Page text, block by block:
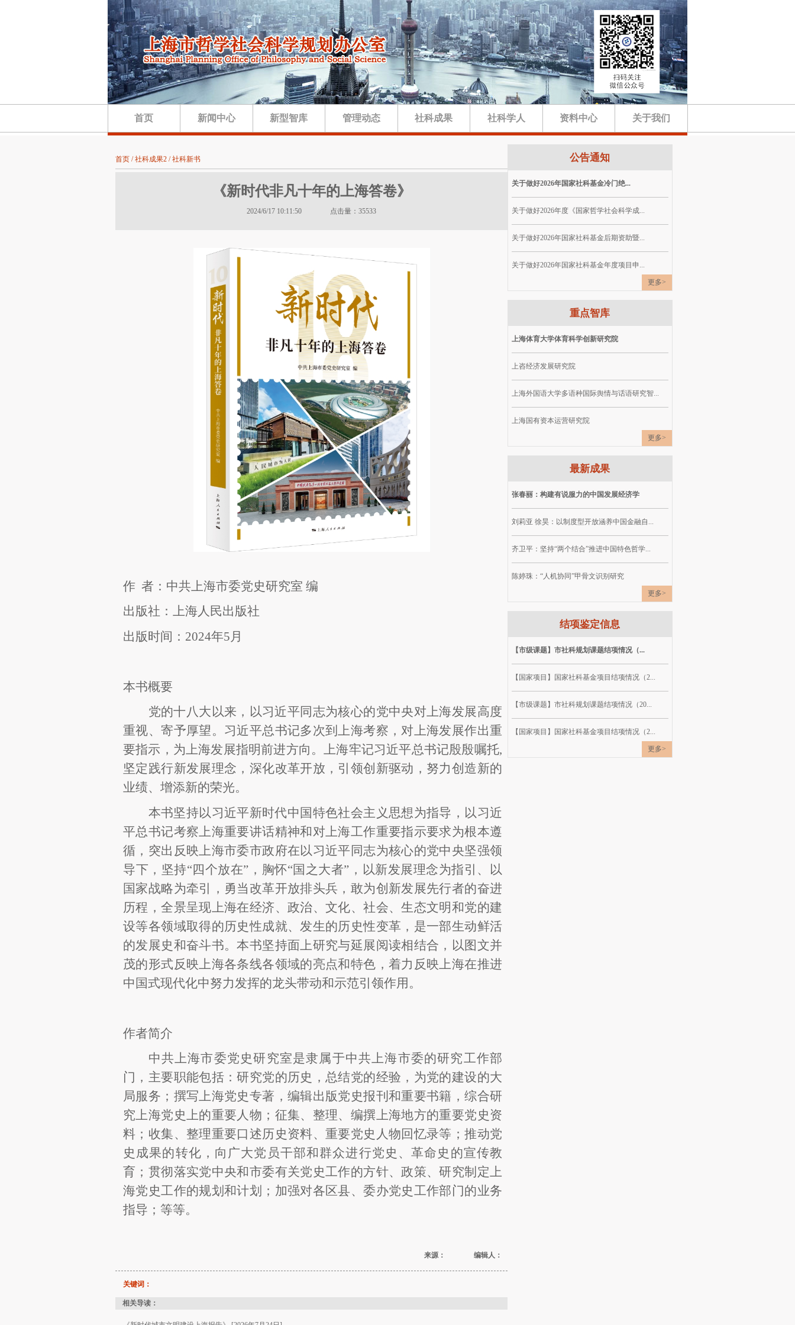
首页 新闻中心 新型智库 管理动态 社科成果 社科学人 资料中心 关于我们
首页 / 社科成果2 / 社科新书
《新时代非凡十年的上海答卷》
2024/6/17 10:11:50 点击量：35533
作 者： 中共上海市委党史研究室 编
出版社： 上海人民出版社
出版时间： 2024年5月
本书概要
党的十八大以来，以习近平同志为核心的党中央对上海发展高度
重视、寄予厚望。习近平总书记多次到上海考察，对上海发展作出重
要指示，为上海发展指明前进方向。上海牢记习近平总书记殷殷嘱托,
坚定践行新发展理念，深化改革开放，引领创新驱动，努力创造新的
业绩、增添新的荣光。
本书坚持以习近平新时代中国特色社会主义思想为指导，以习近
平总书记考察上海重要讲话精神和对上海工作重要指示要求为根本遵
循，突出反映上海市委市政府在以习近平同志为核心的党中央坚强领
导下，坚持“四个放在”，胸怀“国之大者”，以新发展理念为指引、以
国家战略为牵引，勇当改革开放排头兵，敢为创新发展先行者的奋进
历程，全景呈现上海在经济、政治、文化、社会、生态文明和党的建
设等各领域取得的历史性成就、发生的历史性变革，是一部生动鲜活
的发展史和奋斗书。本书坚持面上研究与延展阅读相结合，以图文并
茂的形式反映上海各条线各领域的亮点和特色，着力反映上海在推进
中国式现代化中努力发挥的龙头带动和示范引领作用。
作者简介
中共上海市委党史研究室是隶属于中共上海市委的研究工作部
门，主要职能包括：研究党的历史，总结党的经验，为党的建设的大
局服务；撰写上海党史专著，编辑出版党史报刊和重要书籍，综合研
究上海党史上的重要人物；征集、整理、编撰上海地方的重要党史资
料；收集、整理重要口述历史资料、重要党史人物回忆录等；推动党
史成果的转化，向广大党员干部和群众进行党史、革命史的宣传教
育；贯彻落实党中央和市委有关党史工作的方针、政策、研究制定上
海党史工作的规划和计划；加强对各区县、委办党史工作部门的业务
指导；等等。
来源： 编辑人：
关键词：
相关导读：
公告通知
关于做好2026年国家社科基金冷门绝...
关于做好2026年度《国家哲学社会科学成...
关于做好2026年国家社科基金后期资助暨...
关于做好2026年国家社科基金年度项目申...
更多>
重点智库
上海体育大学体育科学创新研究院
上咨经济发展研究院
上海外国语大学多语种国际舆情与话语研究智...
上海国有资本运营研究院
更多>
最新成果
张春丽：构建有说服力的中国发展经济学
刘莉亚 徐昊：以制度型开放涵养中国金融自...
齐卫平：坚持“两个结合”推进中国特色哲学...
陈婷珠：“人机协同”甲骨文识别研究
更多>
结项鉴定信息
【市级课题】市社科规划课题结项情况（...
【国家项目】国家社科基金项目结项情况（2...
【市级课题】市社科规划课题结项情况（20...
【国家项目】国家社科基金项目结项情况（2...
更多>